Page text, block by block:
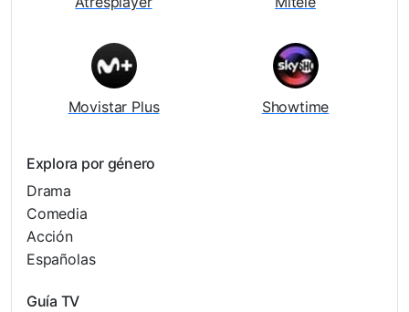
Movistar Plus Showtime
Explora por género
Drama
Comedia
Acción
Españolas
Guía TV